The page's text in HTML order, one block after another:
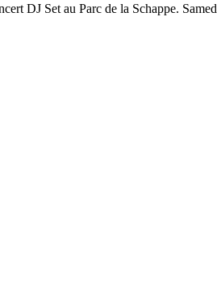
DJ Set au Parc de la Schappe.